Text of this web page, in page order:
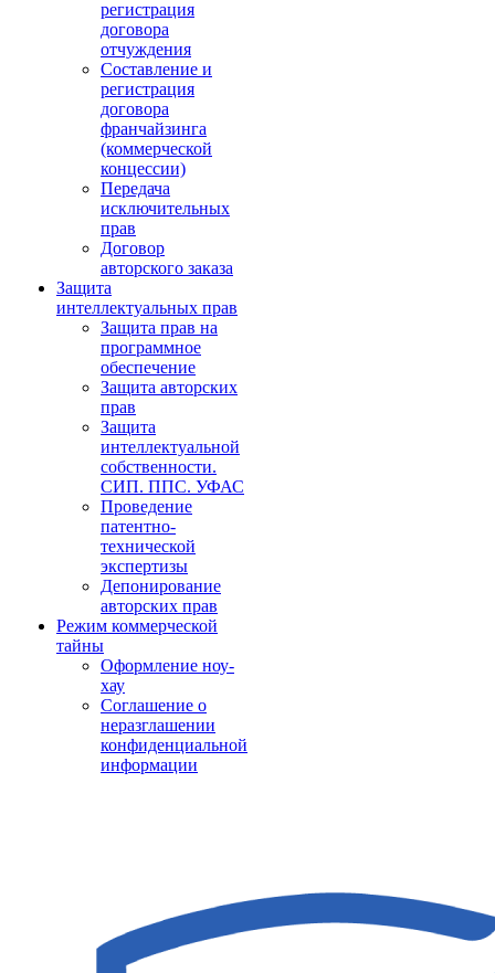
регистрация
договора
отчуждения
Составление и
регистрация
договора
франчайзинга
(коммерческой
концессии)
Передача
исключительных
прав
Договор
авторского заказа
Защита
интеллектуальных прав
Защита прав на
программное
обеспечение
Защита авторских
прав
Защита
интеллектуальной
собственности.
СИП. ППС. УФАС
Проведение
патентно-
технической
экспертизы
Депонирование
авторских прав
Режим коммерческой
тайны
Оформление ноу-
хау
Соглашение о
неразглашении
конфиденциальной
информации